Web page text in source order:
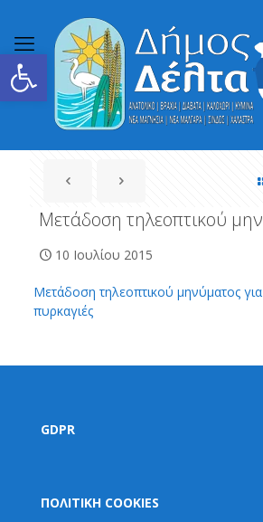
Ανοίξτε τη γραμμή εργαλείων
Μετάδοση τηλεοπτικού
10 Ιουλίου 2015
Μετάδοση τηλεοπτικού μηνύματος για
πυρκαγιές
GDPR
ΠΟΛΙΤΙΚΗ COOKIES